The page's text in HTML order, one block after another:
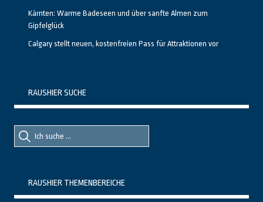
Kärnten: Warme Badeseen und über sanfte Almen zum
Gipfelglück
Calgary stellt neuen, kostenfreien Pass für Attraktionen vor
RAUSHIER SUCHE
Suche
nach::
Suche
nach:
RAUSHIER THEMENBEREICHE